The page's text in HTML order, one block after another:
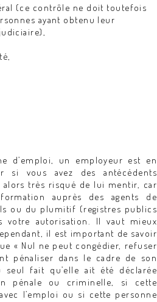
(ce contrôle ne doit toutefois
ayant obtenu leur
d’emploi, un employeur est en
si vous avez des antécédents
très risqué de lui mentir, car
auprès des agents de
ou du plumitif (registres publics
votre autorisation. Il vaut mieux
il est important de savoir
« Nul ne peut congédier, refuser
pénaliser dans le cadre de son
fait qu’elle ait été déclarée
pénale ou criminelle, si cette
l’emploi ou si cette personne